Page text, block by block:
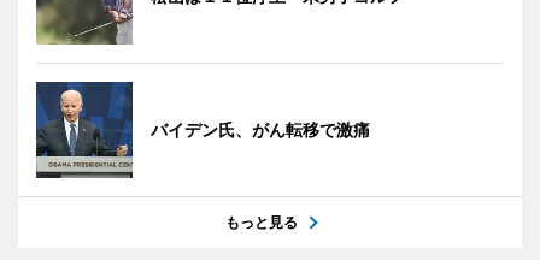
バイデン氏、がん転移で激痛
もっと見る